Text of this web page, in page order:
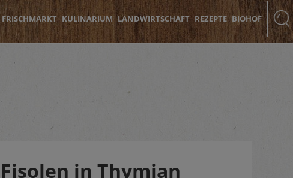
FRISCHMARKT KULINARIUM LANDWIRTSCHAFT REZEPTE BIOHOF
Fisolen in Thymian